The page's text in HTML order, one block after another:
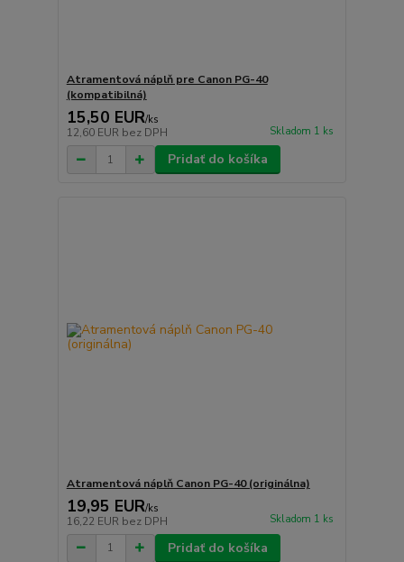
Atramentová náplň pre Canon PG-40
(kompatibilná)
15,50 EUR/ks
12,60 EUR bez DPH Skladom 1 ks
Pridať do košíka
Atramentová náplň Canon PG-40 (originálna)
19,95 EUR/ks
16,22 EUR bez DPH Skladom 1 ks
Pridať do košíka